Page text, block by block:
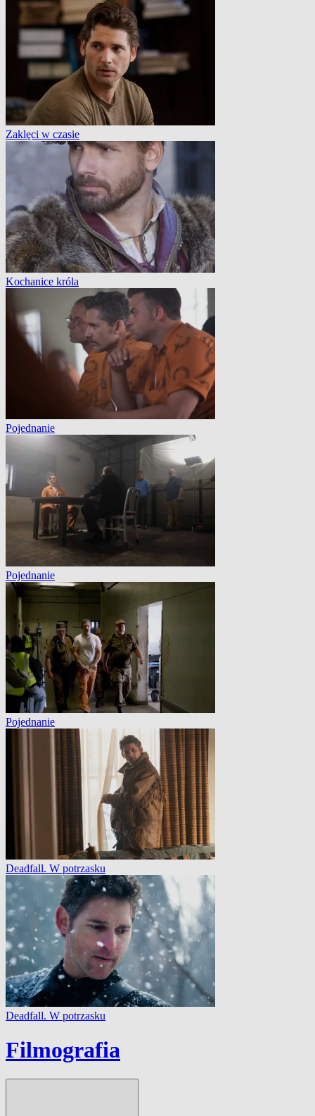
Zaklęci w czasie
Kochanice króla
Pojednanie
Pojednanie
Pojednanie
Deadfall. W potrzasku
Deadfall. W potrzasku
Filmografia